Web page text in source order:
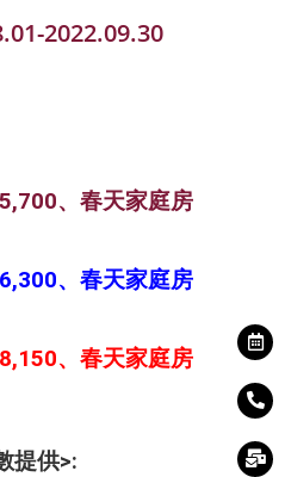
2022.09.30
、春天家庭房
、春天家庭房
、春天家庭房
提供>: